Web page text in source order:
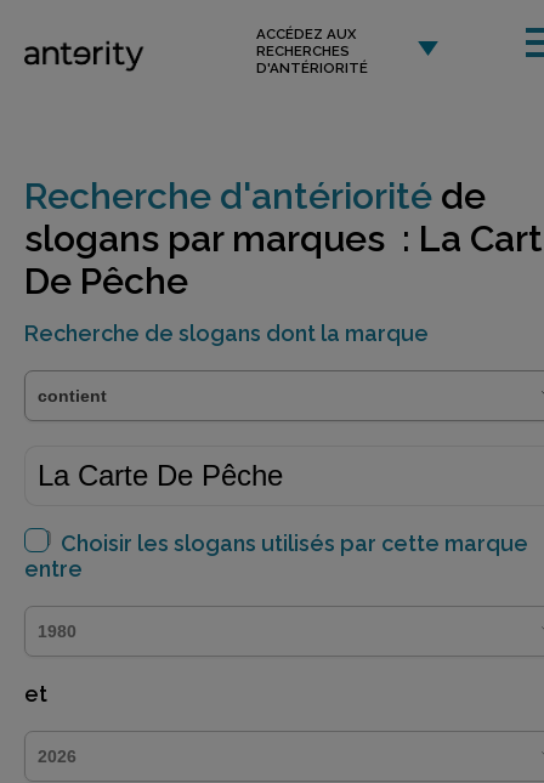
ACCÉDEZ AUX
RECHERCHES
D'ANTÉRIORITÉ
Recherche d'antériorité de
slogans par marques : La
De Pêche
Recherche de slogans dont la marque
Choisir les slogans utilisés par cette marque
entre
et